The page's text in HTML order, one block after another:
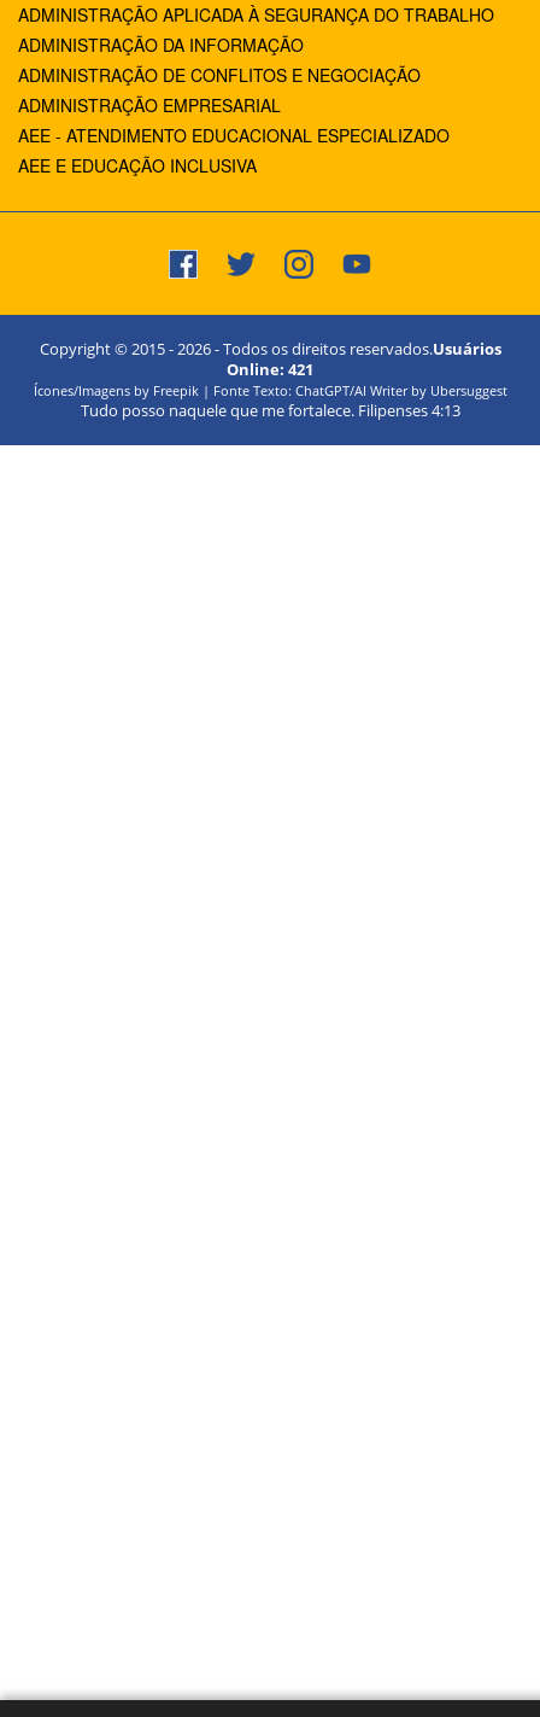
ADMINISTRAÇÃO APLICADA À SEGURANÇA DO TRABALHO
ADMINISTRAÇÃO DA INFORMAÇÃO
ADMINISTRAÇÃO DE CONFLITOS E NEGOCIAÇÃO
ADMINISTRAÇÃO EMPRESARIAL
AEE - ATENDIMENTO EDUCACIONAL ESPECIALIZADO
AEE E EDUCAÇÃO INCLUSIVA
Copyright © 2015 -2026- Todos os direitos reservados.Usuários
Online: 421
Ícones/Imagens by Freepik | Fonte Texto: ChatGPT/AI Writer by Ubersuggest
Tudo posso naquele que me fortalece. Filipenses 4:13